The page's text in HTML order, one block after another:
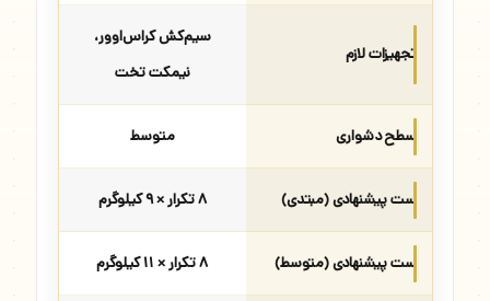
تجهیزات لازم
سیم‌کش کراس‌اوور،
نیمکت تخت
سطح دشواری متوسط
ست پیشنهادی (مبتدی) ۸ تکرار × ۹ کیلوگرم
ست پیشنهادی (متوسط) ۸ تکرار × ۱۱ کیلوگرم